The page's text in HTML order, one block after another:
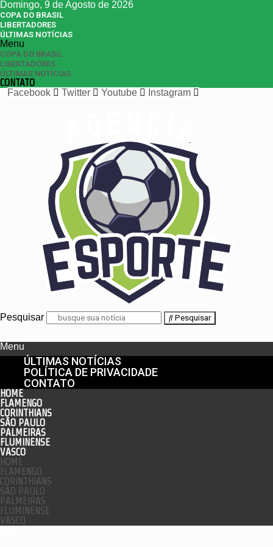
Domingo, 9 de Agosto de 2026
COPA DO BRASIL
LIBERTADORES
ÚLTIMAS NOTÍCIAS
Menu
COPA DO BRASIL
LIBERTADORES
ÚLTIMAS NOTÍCIAS
CONTATO
Facebook
Twitter Youtube Instagram
Pesquisar Pesquisar
Menu
ÚLTIMAS NOTÍCIAS
POLÍTICA DE PRIVACIDADE
CONTATO
HOME
FLAMENGO
CORINTHIANS
SÃO PAULO
PALMEIRAS
FLUMINENSE
VASCO
HOME
FLAMENGO
CORINTHIANS
SÃO PAULO
PALMEIRAS
FLUMINENSE
VASCO